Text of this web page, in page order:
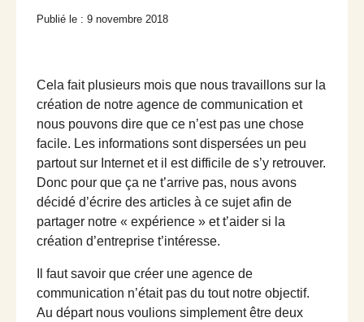
Publié le : 9 novembre 2018
Cela fait plusieurs mois que nous travaillons sur la
création de notre agence de communication et
nous pouvons dire que ce n’est pas une chose
facile. Les informations sont dispersées un peu
partout sur Internet et il est difficile de s’y retrouver.
Donc pour que ça ne t’arrive pas, nous avons
décidé d’écrire des articles à ce sujet afin de
partager notre « expérience » et t’aider si la
création d’entreprise t’intéresse.
Il faut savoir que créer une agence de
communication n’était pas du tout notre objectif.
Au départ nous voulions simplement être deux